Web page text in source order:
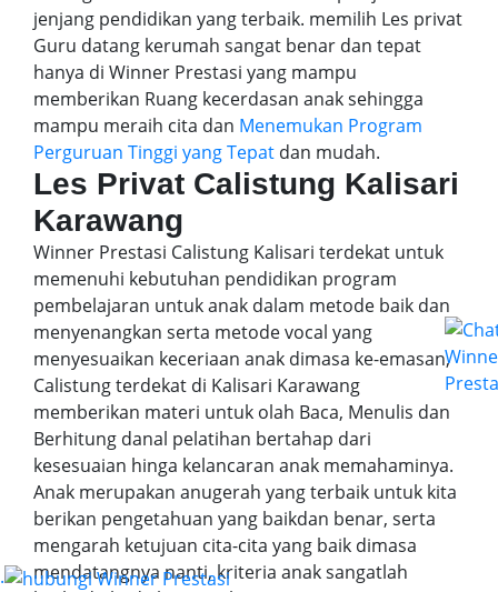
jenjang pendidikan yang terbaik. memilih Les privat
Guru datang kerumah sangat benar dan tepat
hanya di Winner Prestasi yang mampu
memberikan Ruang kecerdasan anak sehingga
mampu meraih cita dan Menemukan Program
Perguruan Tinggi yang Tepat dan mudah.
Les Privat Calistung Kalisari
Karawang
Winner Prestasi Calistung Kalisari terdekat untuk
memenuhi kebutuhan pendidikan program
pembelajaran untuk anak dalam metode baik dan
menyenangkan serta metode vocal yang
menyesuaikan keceriaan anak dimasa ke-emasan,
Calistung terdekat di Kalisari Karawang
memberikan materi untuk olah Baca, Menulis dan
Berhitung danal pelatihan bertahap dari
kesesuaian hinga kelancaran anak memahaminya.
Anak merupakan anugerah yang terbaik untuk kita
berikan pengetahuan yang baikdan benar, serta
mengarah ketujuan cita-cita yang baik dimasa
mendatangnya nanti, kriteria anak sangatlah
.